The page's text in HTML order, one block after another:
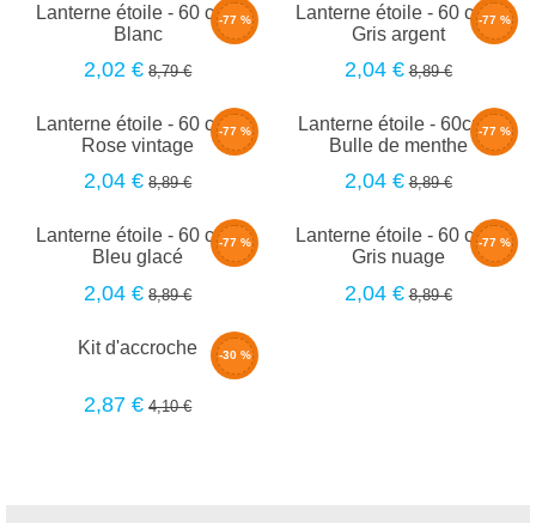
-77 %
Lanterne étoile - 60 cm -
Blanc
2,02 € 8,79 €
-77 %
Lanterne étoile - 60 cm -
Gris argent
2,04 € 8,89 €
-77 %
Lanterne étoile - 60 cm -
Rose vintage
2,04 € 8,89 €
-77 %
Lanterne étoile - 60cm -
Bulle de menthe
2,04 € 8,89 €
-77 %
Lanterne étoile - 60 cm -
Bleu glacé
2,04 € 8,89 €
-77 %
Lanterne étoile - 60 cm -
Gris nuage
2,04 € 8,89 €
-30 %
Kit d'accroche
2,87 € 4,10 €